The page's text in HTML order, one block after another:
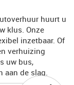
huurt u
klus. Onze
inzetbaar. Of
verhuizing
uw bus,
aan de slag.